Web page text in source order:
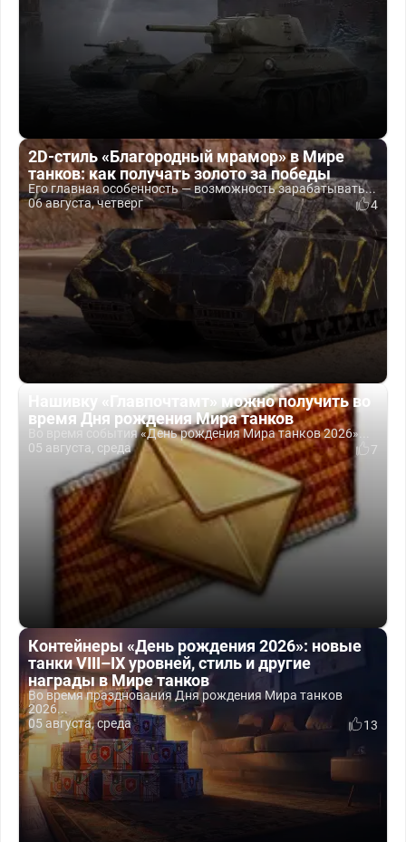
2D-стиль «Благородный мрамор» в Мире
танков: как получать золото за победы
Его главная особенность — возможность зарабатывать...
06 августа, четверг
4
Нашивку «Главпочтамт» можно получить во
время Дня рождения Мира танков
Во время события «День рождения Мира танков 2026»...
05 августа, среда
7
Контейнеры «День рождения 2026»: новые
танки VIII–IX уровней, стиль и другие
награды в Мире танков
Во время празднования Дня рождения Мира танков
2026...
05 августа, среда
13